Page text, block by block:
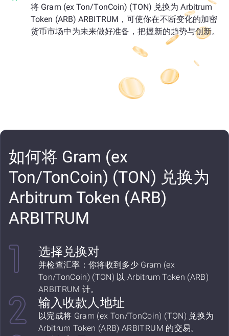
将 Gram (ex Ton/TonCoin) (TON) 兑换为 Arbitrum
Token (ARB) ARBITRUM，可使你在不断变化的加密
货币市场中为未来做好准备，把握新的趋势与创新。
如何将 Gram (ex
Ton/TonCoin) (TON) 兑换为
Arbitrum Token (ARB)
ARBITRUM
选择兑换对
并检查汇率：你将收到多少 Gram (ex
Ton/TonCoin) (TON) 以 Arbitrum Token (ARB)
ARBITRUM 计。
输入收款人地址
以完成将 Gram (ex Ton/TonCoin) (TON) 兑换为
Arbitrum Token (ARB) ARBITRUM 的交易。